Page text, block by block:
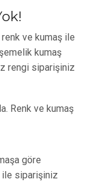
ve kumaş ile
kumaş
rengi siparişiniz
Renk ve kumaş
göre
ile siparişiniz